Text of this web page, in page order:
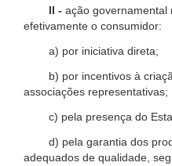
II - ação governamental
efetivamente o consumidor:
a) por iniciativa direta;
b) por incentivos à
associações representativas;
c) pela presença do
d) pela garantia dos
adequados de qualidade,